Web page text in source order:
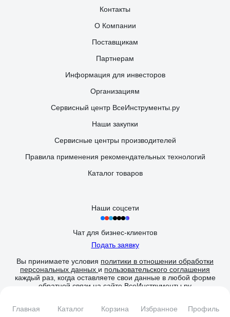
Главная Каталог Корзина Избранное Профиль
Контакты
О Компании
Поставщикам
Партнерам
Информация для инвесторов
Организациям
Сервисный центр ВсеИнструменты.ру
Наши закупки
Сервисные центры производителей
Правила применения рекомендательных технологий
Каталог товаров
Наши соцсети
Чат для бизнес-клиентов
Подать заявку
Вы принимаете условия политики в отношении обработки
персональных данных и пользовательского соглашения
каждый раз, когда оставляете свои данные в любой форме
обратной связи на сайте ВсеИнструменты.ру